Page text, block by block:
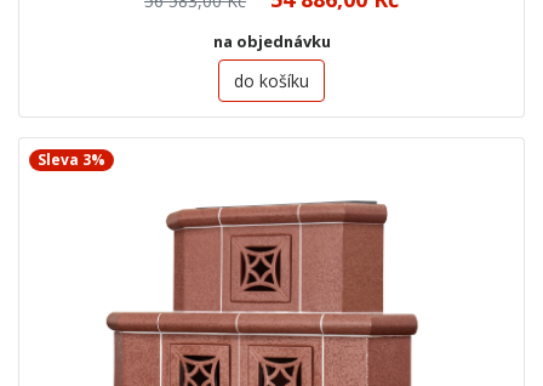
na objednávku
do košíku
Sleva 3%